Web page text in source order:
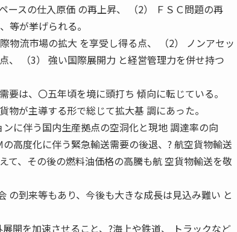
ースの仕入原価 の再上昇、 （2） ＦＳＣ問題の再
等が挙げられる。
物流市場の拡大 を享受し得る点、 （2） ノンアセッ
、 （3） 強い国際展開力 と経営管理力を併せ持つ
は、〇五年頃を境に頭打ち 傾向に転じている。
が主導する形で総じて拡大基 調にあった。
に伴う国内生産拠点の空洞化と現地 調達率の向
高度化に伴う緊急輸送需要の後退、? 航空貨物輸送
て、その後の燃料油価格の高騰も航 空貨物輸送を敬
到来等もあり、今後も大きな成長は見込み難い と
開を加速させること、?海上や鉄道、 トラックなど